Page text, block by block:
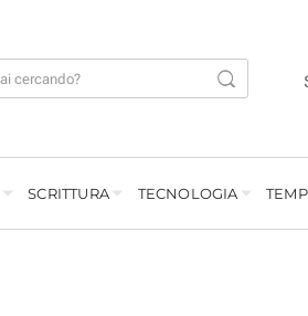
SCRITTURA TECNOLOGIA